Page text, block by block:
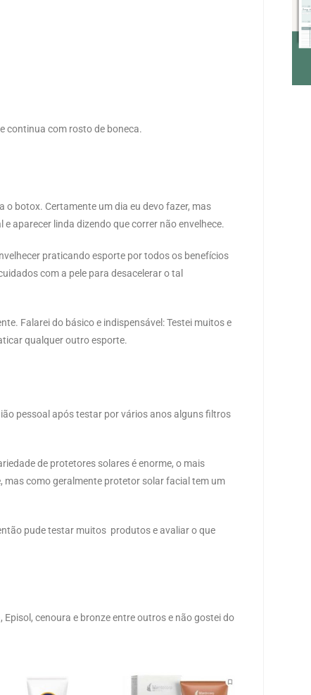
continua com rosto de boneca.
botox. Certamente um dia eu devo fazer, mas
aparecer linda dizendo que correr não envelhece.
praticando esporte por todos os benefícios
com a pele para desacelerar o tal
Falarei do básico e indispensável: Testei muitos e
qualquer outro esporte.
pessoal após testar por vários anos alguns filtros
de protetores solares é enorme, o mais
como geralmente protetor solar facial tem um
pude testar muitos produtos e avaliar o que
cenoura e bronze entre outros e não gostei do